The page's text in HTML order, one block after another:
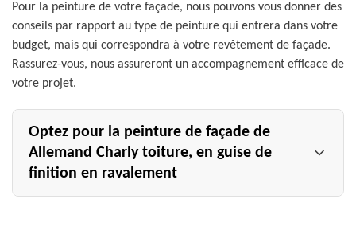
Pour la peinture de votre façade, nous pouvons vous donner des
conseils par rapport au type de peinture qui entrera dans votre
budget, mais qui correspondra à votre revêtement de façade.
Rassurez-vous, nous assureront un accompagnement efficace de
votre projet.
Optez pour la peinture de façade de
Allemand Charly toiture, en guise de
finition en ravalement